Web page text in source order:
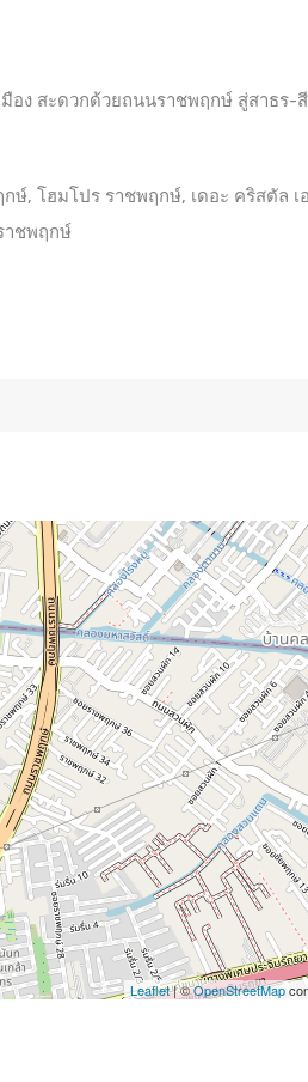
อง สะดวกด้วยถนนราชพฤกษ์ สู่สาธร-
ษ์, โฮมโปร ราชพฤกษ์, เดอะ คริสตัล เ
าชพฤกษ์
Leaflet| ©OpenStreetMap